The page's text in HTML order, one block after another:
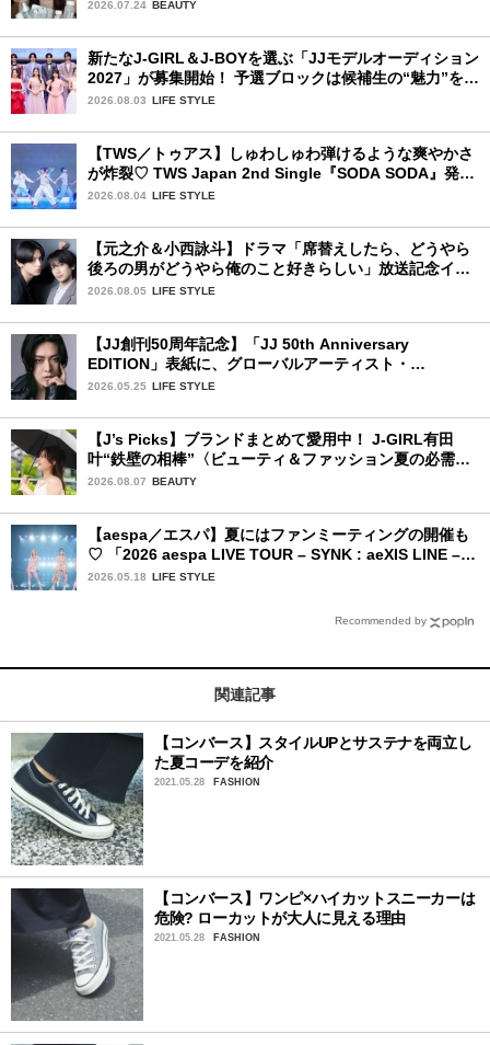
2026.07.24 BEAUTY
新たなJ-GIRL＆J-BOYを選ぶ「JJモデルオーディション
2027」が募集開始！ 予選ブロックは候補生の“魅力”を重
視した「新システム」に変わります
2026.08.03 LIFE STYLE
【TWS／トゥアス】しゅわしゅわ弾けるような爽やかさ
が炸裂♡ TWS Japan 2nd Single『SODA SODA』発売
記念SPECIAL SHOWCASEを詳細レポ
2026.08.04 LIFE STYLE
【元之介＆小西詠斗】ドラマ「席替えしたら、どうやら
後ろの男がどうやら俺のこと好きらしい」放送記念イン
タビュー♡ 「自然と詠斗くんが可愛く見えたんです」
2026.08.05 LIFE STYLE
【JJ創刊50周年記念】「JJ 50th Anniversary
EDITION」表紙に、グローバルアーティスト・
YUTA（NCT）が登場します！
2026.05.25 LIFE STYLE
【J’s Picks】ブランドまとめて愛用中！ J-GIRL有田
叶“鉄壁の相棒”〈ビューティ＆ファッション夏の必需
品〉
2026.08.07 BEAUTY
【aespa／エスパ】夏にはファンミーティングの開催も
♡ 「2026 aespa LIVE TOUR – SYNK : aeXIS LINE – in
JAPAN [SPECIAL EDITION DOME TOUR] 」東京ドー
2026.05.18 LIFE STYLE
Recommended by
関連記事
【コンバース】スタイルUPとサステナを両立し
た夏コーデを紹介
2021.05.28 FASHION
【コンバース】ワンピ×ハイカットスニーカーは
危険? ローカットが大人に見える理由
2021.05.28 FASHION